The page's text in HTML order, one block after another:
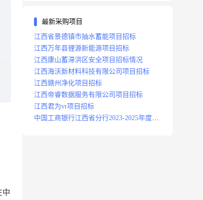
中
最新采购项目
江西省景德镇市抽水蓄能项目招标
江西万年县锂源新能源项目招标
江西康山蓄滞洪区安全项目招标情况
江西海沃新材料科技有限公司项目招标
江西赣州净化项目招标
江西帝睿数据服务有限公司项目招标
江西君为vr项目招标
中国工商银行江西省分行2023-2025年度补